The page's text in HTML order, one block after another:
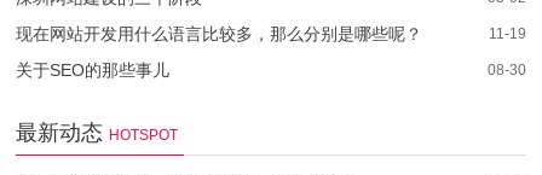
现在网站开发用什么语言比较多，那么分别是哪些呢？ 11-19
关于SEO的那些事儿 08-30
最新动态 HOTSPOT